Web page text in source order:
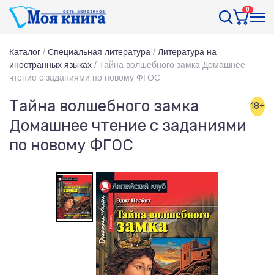
0
Каталог / Специальная литература / Литература на
иностранных языках / Тайна волшебного замка Домашнее
чтение с заданиями по новому ФГОС
Тайна волшебного замка
Домашнее чтение с заданиями
по новому ФГОС
18+